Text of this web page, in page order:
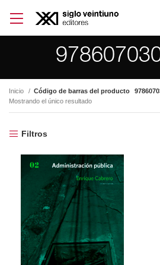
Inicio Código de barras del producto
Mostrando el único resultado
Filtros